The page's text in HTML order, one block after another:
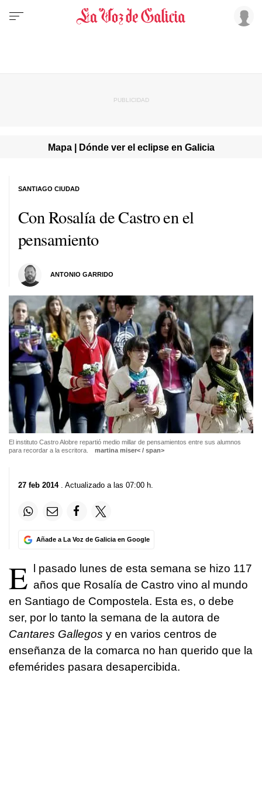
Mapa | Dónde ver el eclipse en Galicia
Con Rosalía de Castro en el
pensamiento
ANTONIO GARRIDO
SANTIAGO CIUDAD
El instituto Castro Alobre repartió medio millar de pensamientos entre sus alumnos
para recordar a la escritora.
martina miser< / span>
27 feb 2014. Actualizado a las 07:00 h.
Añade a La Voz de Galicia en Google
E
l pasado lunes de esta semana se hizo 117
años que Rosalía de Castro vino al mundo
en Santiago de Compostela. Esta es, o debe
ser, por lo tanto la semana de la autora de
Cantares Gallegos y en varios centros de
enseñanza de la comarca no han querido que la
efemérides pasara desapercibida.